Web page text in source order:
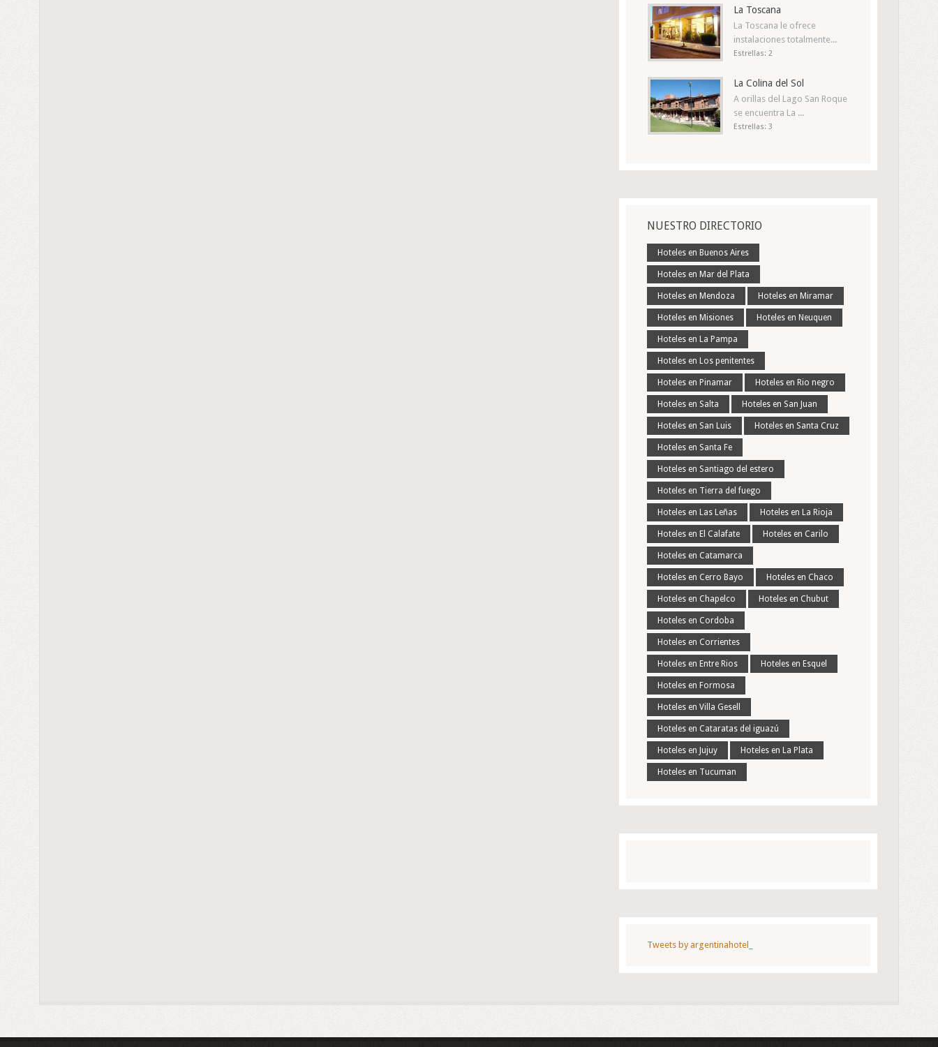
La Toscana
La Toscana le ofrece
instalaciones totalmente...
Estrellas: 2
La Colina del Sol
A orillas del Lago San Roque
se encuentra La ...
Estrellas: 3
NUESTRO DIRECTORIO
Hoteles en Buenos Aires
Hoteles en Mar del Plata
Hoteles en Mendoza Hoteles en Miramar
Hoteles en Misiones Hoteles en Neuquen
Hoteles en La Pampa
Hoteles en Los penitentes
Hoteles en Pinamar Hoteles en Rio negro
Hoteles en Salta Hoteles en San Juan
Hoteles en San Luis Hoteles en Santa Cruz
Hoteles en Santa Fe
Hoteles en Santiago del estero
Hoteles en Tierra del fuego
Hoteles en Las Leñas Hoteles en La Rioja
Hoteles en El Calafate Hoteles en Carilo
Hoteles en Catamarca
Hoteles en Cerro Bayo Hoteles en Chaco
Hoteles en Chapelco Hoteles en Chubut
Hoteles en Cordoba
Hoteles en Corrientes
Hoteles en Entre Rios Hoteles en Esquel
Hoteles en Formosa
Hoteles en Villa Gesell
Hoteles en Cataratas del iguazú
Hoteles en Jujuy Hoteles en La Plata
Hoteles en Tucuman
Tweets by argentinahotel_